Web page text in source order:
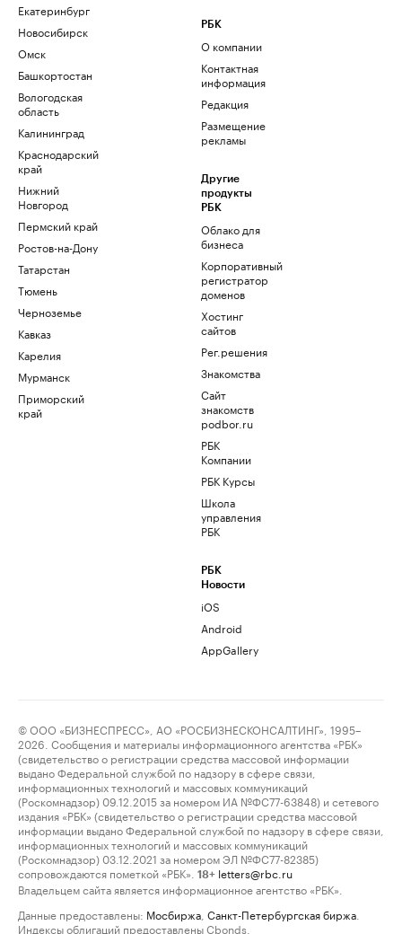
Екатеринбург
Новосибирск
Омск
Башкортостан
Вологодская
область
Калининград
Краснодарский
край
Нижний
Новгород
Пермский край
Ростов-на-Дону
Татарстан
Тюмень
Черноземье
Кавказ
Карелия
Мурманск
Приморский
край
РБК
О компании
Контактная
информация
Редакция
Размещение
рекламы
Другие
продукты
РБК
Облако для
бизнеса
Корпоративный
регистратор
доменов
Хостинг
сайтов
Рег.решения
Знакомства
Сайт
знакомств
podbor.ru
РБК
Компании
РБК Курсы
Школа
управления
РБК
РБК
Новости
iOS
Android
AppGallery
© ООО «БИЗНЕСПРЕСС», АО «РОСБИЗНЕСКОНСАЛТИНГ», 1995–
2026. Сообщения и материалы информационного агентства «РБК»
(свидетельство о регистрации средства массовой информации
выдано Федеральной службой по надзору в сфере связи,
информационных технологий и массовых коммуникаций
(Роскомнадзор) 09.12.2015 за номером ИА №ФС77-63848) и сетевого
издания «РБК» (свидетельство о регистрации средства массовой
информации выдано Федеральной службой по надзору в сфере связи,
информационных технологий и массовых коммуникаций
(Роскомнадзор) 03.12.2021 за номером ЭЛ №ФС77-82385)
сопровождаются пометкой «РБК».
18+ letters@rbc.ru
Владельцем сайта является информационное агентство «РБК».
Данные предоставлены: Мосбиржа Санкт-Петербургская биржа
Индексы облигаций предоставлены Cbonds.